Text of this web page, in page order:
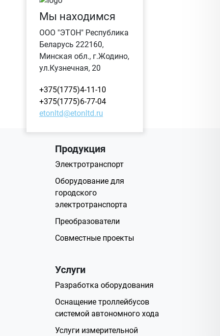
Мы находимся
ООО "ЭТОН" Республика
Беларусь 222160,
Минская обл., г.Жодино,
ул.Кузнечная, 20
+375(1775)4-11-10
+375(1775)6-77-04
etonltd@etonltd.ru
Продукция
Электротранспорт
Оборудование для
городского
электротранспорта
Преобразователи
Совместные проекты
Услуги
Разработка оборудования
Оснащение троллейбусов
системой автономного хода
Услуги измерительной